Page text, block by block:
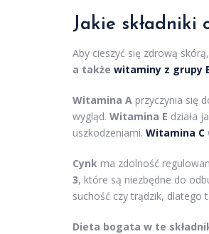
Jakie składniki
Aby cieszyć się zdrową
a także witaminy z grupy
Witamina A przyczynia się
wygląd. Witamina E działa
uszkodzeniami. Witamina C
Cynk ma zdolność
3, które są niezbędne do
suchość czy trądzik, dlatego
Dieta bogata w te